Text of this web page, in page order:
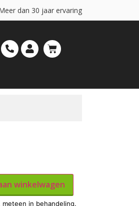
dan 30 jaar ervaring
winkelwagen